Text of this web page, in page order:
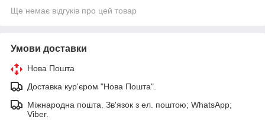
Ще немає відгуків про цей товар
Умови доставки
Нова Пошта
Доставка кур'єром "Нова Пошта".
Міжнародна пошта. Зв'язок з ел. поштою; WhatsApp;
Viber.